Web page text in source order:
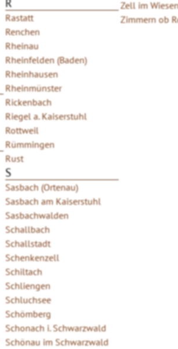
R
Rastatt
Renchen
Rheinau
Rheinfelden (Baden)
Rheinhausen
Rheinmünster
Rickenbach
Riegel a. Kaiserstuhl
Rottweil
Rümmingen
Rust
S
Sasbach (Ortenau)
Sasbach am Kaiserstuhl
Sasbachwalden
Schallbach
Schallstadt
Schenkenzell
Schiltach
Schliengen
Schluchsee
Schömberg
Schonach i. Schwarzwald
Schönau im Schwarzwald
Zell im
Zimmern ob